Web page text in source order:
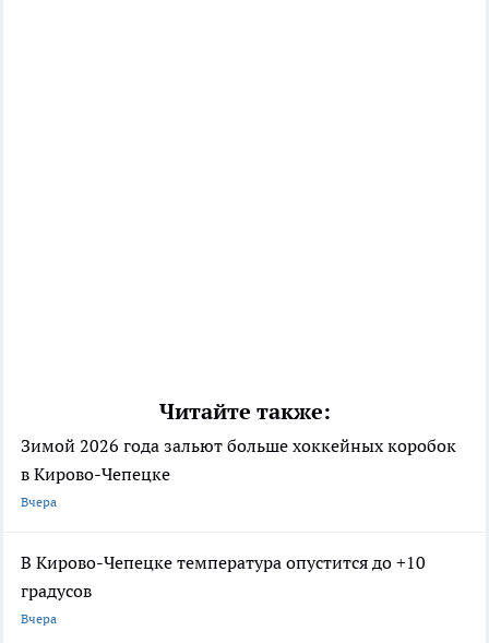
Читайте также:
Зимой 2026 года зальют больше хоккейных коробок
в Кирово-Чепецке
Вчера
В Кирово-Чепецке температура опустится до +10
градусов
Вчера